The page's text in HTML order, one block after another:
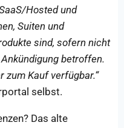
Hosted und
Suiten und
sind, sofern nicht
betroffen.
zum Kauf verfügbar.“
selbst.
Das alte